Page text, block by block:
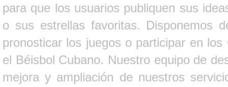
para que los usuarios publiquen sus
o sus estrellas favoritas. Disponemos
pronosticar los juegos o participar en
el Béisbol Cubano. Nuestro equipo de
mejora y ampliación de nuestros